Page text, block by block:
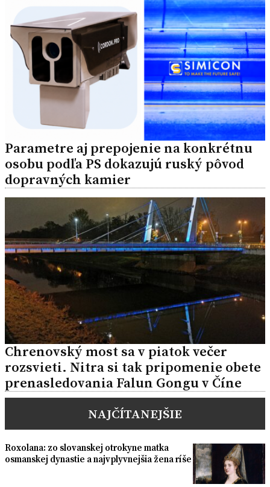
Parametre aj prepojenie na konkrétnu
osobu podľa PS dokazujú ruský pôvod
dopravných kamier
Chrenovský most sa v piatok večer
rozsvieti. Nitra si tak pripomenie obete
prenasledovania Falun Gongu v Číne
NAJČÍTANEJŠIE
Roxolana: zo slovanskej otrokyne matka
osmanskej dynastie a najvplyvnejšia žena ríše